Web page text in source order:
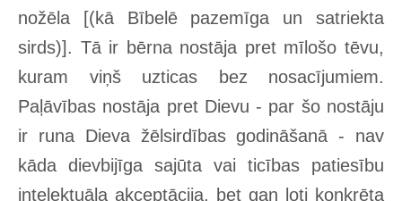
nožēla [(kā Bībelē pazemīga un satriekta
sirds)]. Tā ir bērna nostāja pret mīlošo tēvu,
kuram viņš uzticas bez nosacījumiem.
Paļāvības nostāja pret Dievu - par šo nostāju
ir runa Dieva žēlsirdības godināšanā - nav
kāda dievbijīga sajūta vai ticības patiesību
intelektuāla akceptācija, bet gan ļoti konkrēta